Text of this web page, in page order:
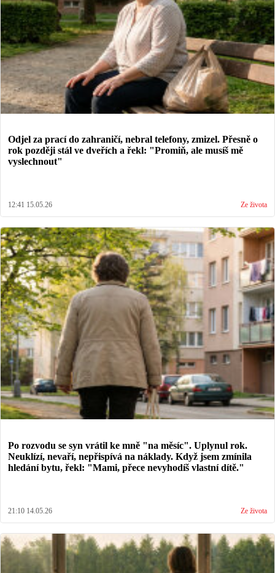
Odjel za prací do zahraničí, nebral telefony, zmizel. Přesně o
rok později stál ve dveřích a řekl: "Promiň, ale musíš mě
vyslechnout"
12:41 15.05.26 Ze života
Po rozvodu se syn vrátil ke mně "na měsíc". Uplynul rok.
Neuklízí, nevaří, nepřispívá na náklady. Když jsem zmínila
hledání bytu, řekl: "Mami, přece nevyhodíš vlastní dítě."
21:10 14.05.26 Ze života